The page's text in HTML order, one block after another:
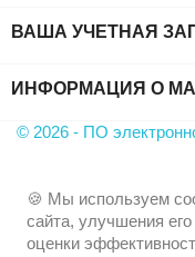
ВАША УЧЕТНАЯ
ИНФОРМАЦИЯ О
© 2026 - ПО
🍪 Мы используем
сайта, улучшения
оценки